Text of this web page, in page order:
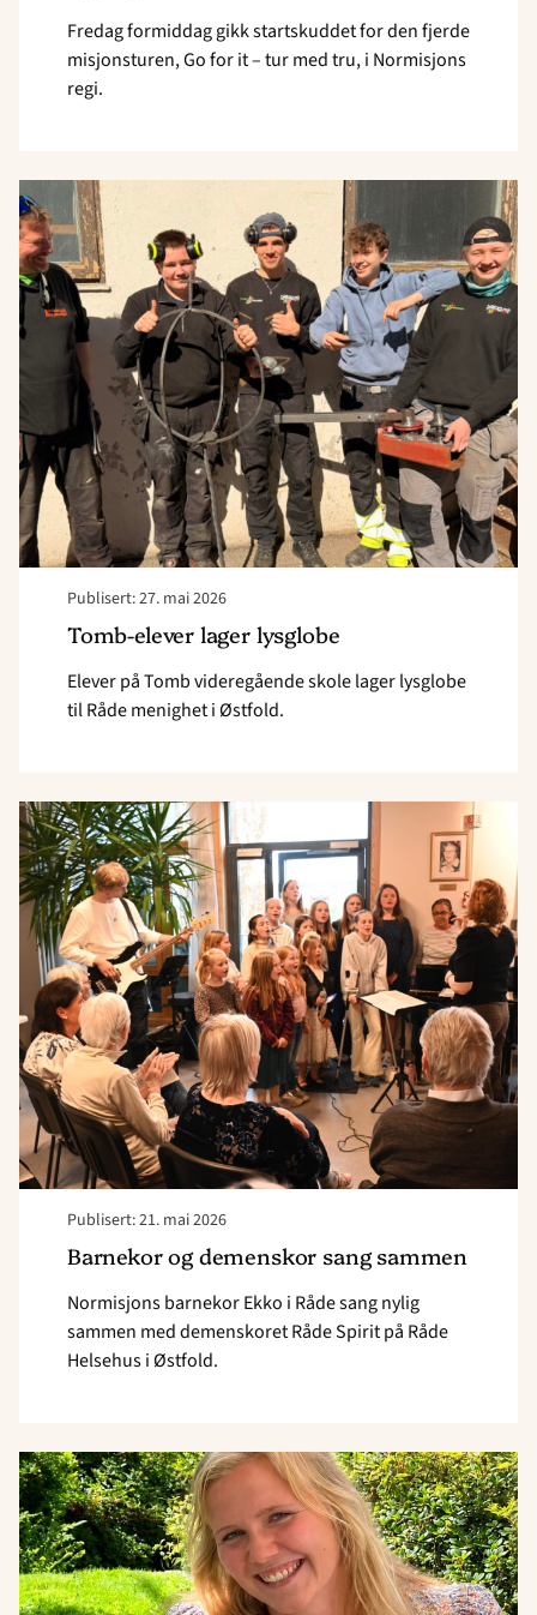
Fredag formiddag gikk startskuddet for den fjerde
misjonsturen, Go for it – tur med tru, i Normisjons
regi.
Publisert: 27. mai 2026
Tomb-elever lager lysglobe
Elever på Tomb videregående skole lager lysglobe
til Råde menighet i Østfold.
article
"Tomb-
elever
lager
lysglobe"
Publisert: 21. mai 2026
Barnekor og demenskor sang sammen
Normisjons barnekor Ekko i Råde sang nylig
sammen med demenskoret Råde Spirit på Råde
Helsehus i Østfold.
article
"Barnekor
og
demenskor
sang
sammen"
Read
article
"Det
er
Herrens
velsignelse